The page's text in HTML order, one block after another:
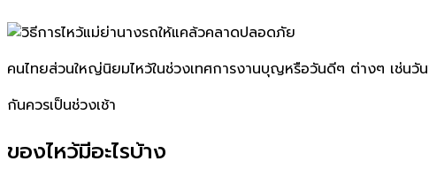
คนไทยส่วนใหญ่นิยมไหว้ในช่วงเทศการงานบุญหรือวันดีๆ ต่างๆ เช่นวั
กันควรเป็นช่วงเช้า
ของไหว้มีอะไรบ้าง